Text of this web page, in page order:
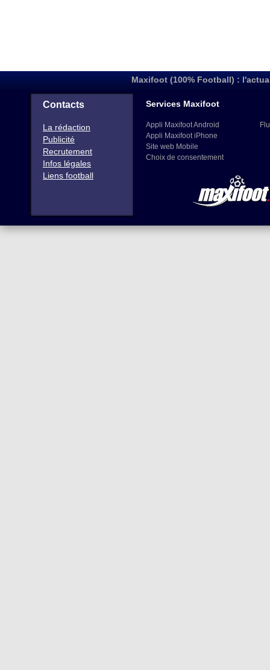
Maxifoot (100% Football) :
Contacts
La rédaction
Publicité
Recrutement
Infos légales
Liens football
Services Maxifoot
Appli Maxifoot Android
Appli Maxifoot iPhone
Site web Mobile
Choix de consentement